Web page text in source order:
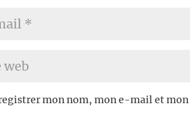
mon nom, mon e-mail et